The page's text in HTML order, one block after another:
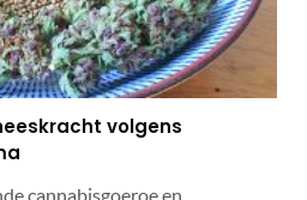
volgens
cannabisgoeroe en